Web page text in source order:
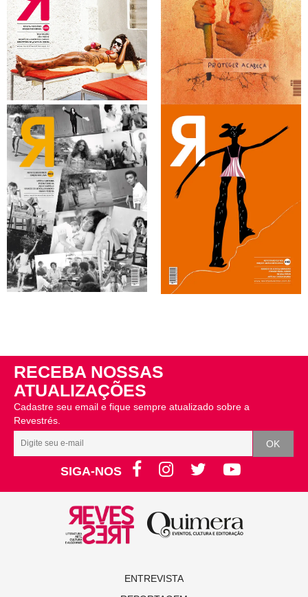
RECEBA NOSSAS
ATUALIZAÇÕES
Cadastre seu email e fique sempre atualizado sobre a
Revestrés.
SIGA-NOS
ENTREVISTA